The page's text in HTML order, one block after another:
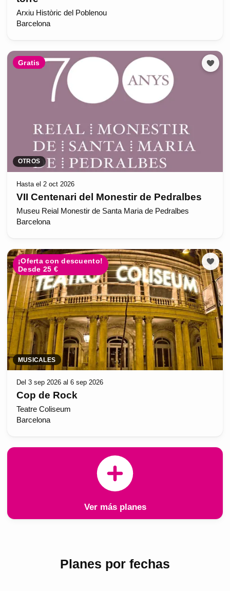
Arxiu Històric del Poblenou
Barcelona
Gratis
OTROS
Hasta el 2 oct 2026
VII Centenari del Monestir de Pedralbes
Museu Reial Monestir de Santa Maria de Pedralbes
Barcelona
¡Oferta con descuento!
Desde 25 €
MUSICALES
Del 3 sep 2026 al 6 sep 2026
Cop de Rock
Teatre Coliseum
Barcelona
Ver más planes
Planes por fechas